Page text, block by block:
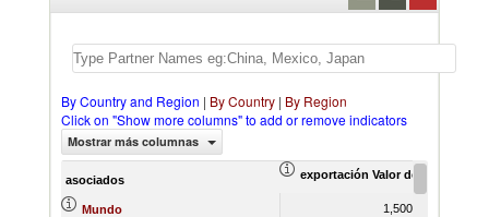
By Country and Region | By Country | By Region
Click on "Show more columns" to add or remove indicators
Mostrar más columnas
asociados exportación Valor del comercio
Mundo 1,500,946.84